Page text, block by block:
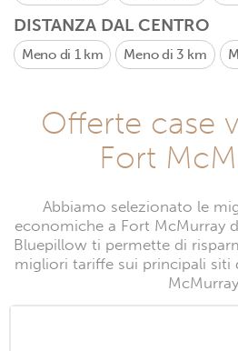
DISTANZA DAL CENTRO
Meno di 1 km Meno di 3 km
Offerte case
Fort
Abbiamo selezionato le
economiche a Fort McMurray
Bluepillow ti permette di
migliori tariffe sui principali siti
McMurray